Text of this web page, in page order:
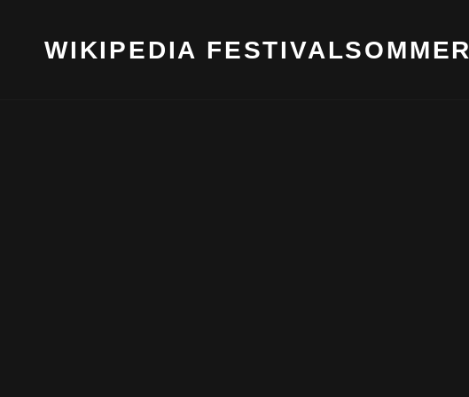
WIKIPEDIA FESTIVALSOMMER